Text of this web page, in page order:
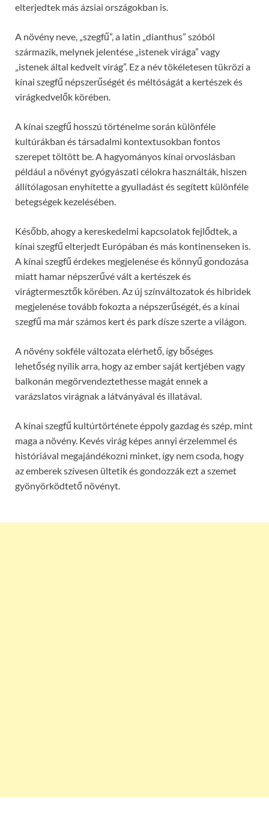
elterjedtek más ázsiai országokban is.
A növény neve, „szegfű”, a latin „dianthus” szóból
származik, melynek jelentése „istenek virága” vagy
„istenek által kedvelt virág”. Ez a név tökéletesen tükrözi a
kínai szegfű népszerűségét és méltóságát a kertészek és
virágkedvelők körében.
A kínai szegfű hosszú történelme során különféle
kultúrákban és társadalmi kontextusokban fontos
szerepet töltött be. A hagyományos kínai orvoslásban
például a növényt gyógyászati célokra használták, hiszen
állítólagosan enyhítette a gyulladást és segített különféle
betegségek kezelésében.
Később, ahogy a kereskedelmi kapcsolatok fejlődtek, a
kínai szegfű elterjedt Európában és más kontinenseken is.
A kínai szegfű érdekes megjelenése és könnyű gondozása
miatt hamar népszerűvé vált a kertészek és
virágtermesztők körében. Az új színváltozatok és hibridek
megjelenése tovább fokozta a népszerűségét, és a kínai
szegfű ma már számos kert és park dísze szerte a világon.
A növény sokféle változata elérhető, így bőséges
lehetőség nyílik arra, hogy az ember saját kertjében vagy
balkonán megörvendeztethesse magát ennek a
varázslatos virágnak a látványával és illatával.
A kínai szegfű kultúrtörténete éppoly gazdag és szép, mint
maga a növény. Kevés virág képes annyi érzelemmel és
históriával megajándékozni minket, így nem csoda, hogy
az emberek szívesen ültetik és gondozzák ezt a szemet
gyönyörködtető növényt.